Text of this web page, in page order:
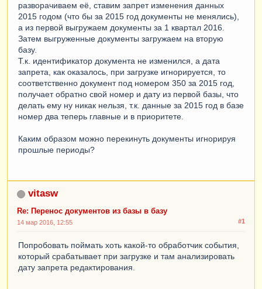
разворачиваем её, ставим запрет изменения данных
2015 годом (что бы за 2015 год документы не менялись),
а из первой выгружаем документы за 1 квартал 2016.
Затем выгруженные документы загружаем на вторую
базу.
Т.к. идентификатор документа не изменился, а дата
запрета, как оказалось, при загрузке игнорируется, то
соответственно документ под номером 350 за 2015 год,
получает обратно свой номер и дату из первой базы, что
делать ему ну никак нельзя, т.к. данные за 2015 год в базе
номер два теперь главные и в приоритете.
Каким образом можно перекинуть документы игнорируя
прошлые периоды?
vitasw
Re: Перенос документов из базы в базу
#1
14 мар 2016, 12:55
Попробовать поймать хоть какой-то обработчик события,
который срабатывает при загрузке и там анализировать
дату запрета редактирования.